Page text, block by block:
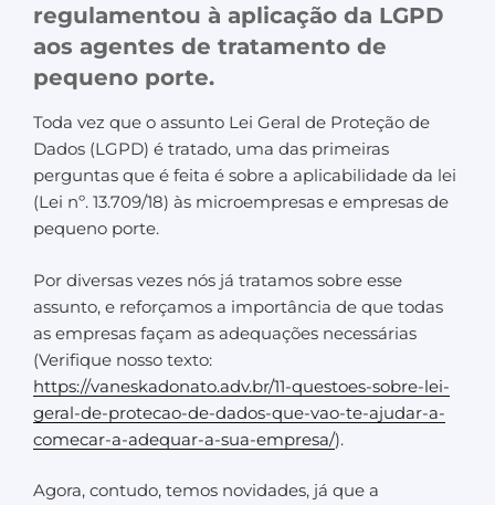
regulamentou à aplicação da LGPD
aos agentes de tratamento de
pequeno porte.
Toda vez que o assunto Lei Geral de Proteção de
Dados (LGPD) é tratado, uma das primeiras
perguntas que é feita é sobre a aplicabilidade da lei
(Lei nº. 13.709/18) às microempresas e empresas de
pequeno porte.
Por diversas vezes nós já tratamos sobre esse
assunto, e reforçamos a importância de que todas
as empresas façam as adequações necessárias
(Verifique nosso texto:
https://vaneskadonato.adv.br/11-questoes-sobre-lei-
geral-de-protecao-de-dados-que-vao-te-ajudar-a-
comecar-a-adequar-a-sua-empresa/).
Agora, contudo, temos novidades, já que a